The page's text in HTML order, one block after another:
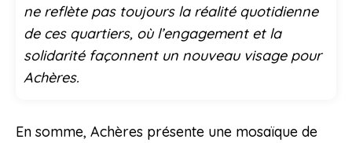
ne reflète pas toujours la réalité quotidienne
de ces quartiers, où l’engagement et la
solidarité façonnent un nouveau visage pour
Achères.
En somme, Achères présente une mosaïque de